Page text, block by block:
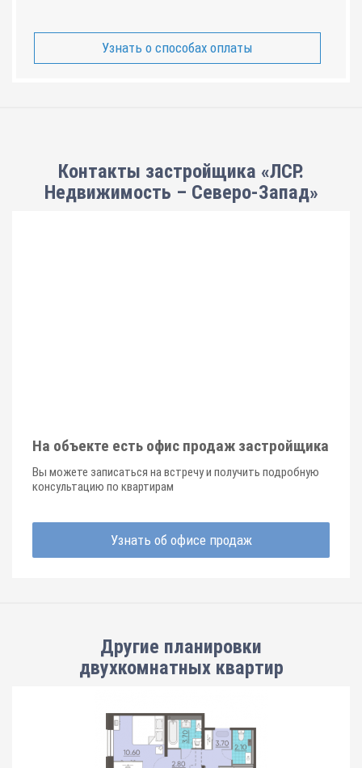
Узнать о способах оплаты
Контакты застройщика «ЛСР.
Недвижимость – Северо-Запад»
На объекте есть офис продаж застройщика
Вы можете записаться на встречу и получить подробную
консультацию по квартирам
Узнать об офисе продаж
Другие планировки
двухкомнатных квартир